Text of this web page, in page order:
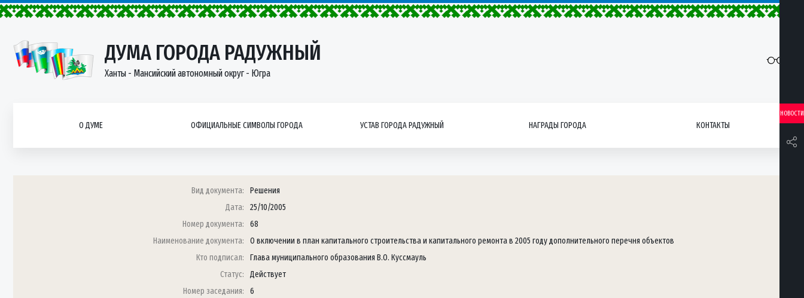
ДУМА ГОРОДА РАДУЖНЫЙ
Ханты - Мансийский автономный округ - Югра
О ДУМЕ ОФИЦИАЛЬНЫЕ СИМВОЛЫ ГОРОДА УСТАВ ГОРОДА РАДУЖНЫЙ НАГРАДЫ ГОРОДА КОНТАКТЫ
НОВОСТИ
Вид документа:
Решения
Дата:
25/10/2005
Номер документа:
68
Наименование документа:
О включении в план капитального строительства и капитального ремонта в 2005 году дополнительного перечня объектов
Кто подписал:
Глава муниципального образования В.О. Куссмауль
Статус:
Действует
Номер заседания:
6